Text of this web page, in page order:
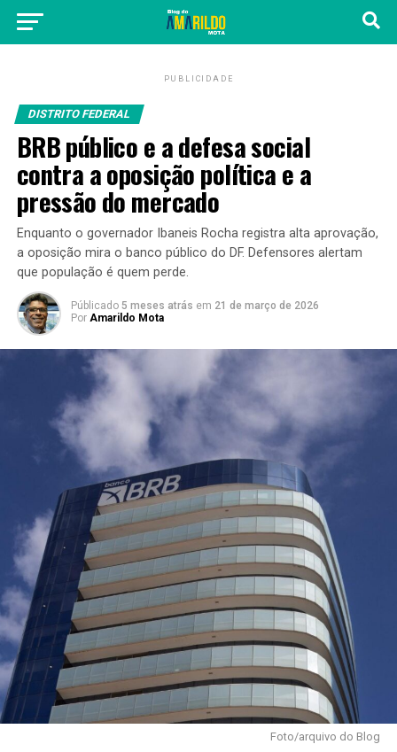
PUBLICIDADE
DISTRITO FEDERAL
BRB público e a defesa social
contra a oposição política e a
pressão do mercado
Enquanto o governador Ibaneis Rocha registra alta aprovação,
a oposição mira o banco público do DF. Defensores alertam
que população é quem perde.
Públicado 5 meses atrás em 21 de março de 2026
Por Amarildo Mota
Foto/arquivo do Blog